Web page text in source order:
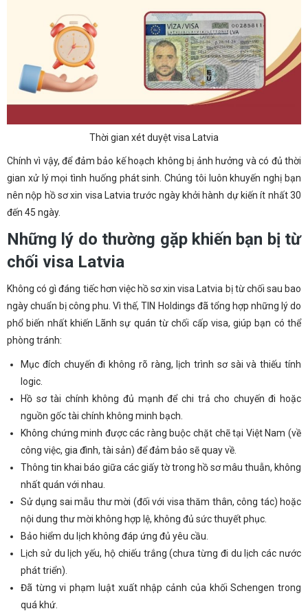
Thời gian xét duyệt visa Latvia
Chính vì vậy, để đảm bảo kế hoạch không bị ảnh hưởng và có đủ thời
gian xử lý mọi tình huống phát sinh. Chúng tôi luôn khuyến nghị bạn
nên nộp hồ sơ xin visa Latvia trước ngày khởi hành dự kiến ít nhất 30
đến 45 ngày.
Những lý do thường gặp khiến bạn bị từ
chối visa Latvia
Không có gì đáng tiếc hơn việc hồ sơ xin visa Latvia bị từ chối sau bao
ngày chuẩn bị công phu. Vì thế, TIN Holdings đã tổng hợp những lý do
phổ biến nhất khiến Lãnh sự quán từ chối cấp visa, giúp bạn có thể
phòng tránh:
Mục đích chuyến đi không rõ ràng, lịch trình sơ sài và thiếu tính
logic.
Hồ sơ tài chính không đủ mạnh để chi trả cho chuyến đi hoặc
nguồn gốc tài chính không minh bạch.
Không chứng minh được các ràng buộc chặt chẽ tại Việt Nam (về
công việc, gia đình, tài sản) để đảm bảo sẽ quay về.
Thông tin khai báo giữa các giấy tờ trong hồ sơ mâu thuẫn, không
nhất quán với nhau.
Sử dụng sai mẫu thư mời (đối với visa thăm thân, công tác) hoặc
nội dung thư mời không hợp lệ, không đủ sức thuyết phục.
Bảo hiểm du lịch không đáp ứng đủ yêu cầu.
Lịch sử du lịch yếu, hộ chiếu trắng (chưa từng đi du lịch các nước
phát triển).
Đã từng vi phạm luật xuất nhập cảnh của khối Schengen trong
quá khứ.